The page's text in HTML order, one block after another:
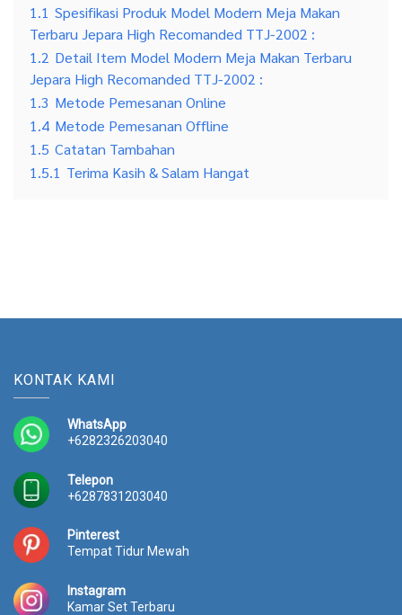
1.1 Spesifikasi Produk Model Modern Meja Makan
Terbaru Jepara High Recomanded TTJ-2002 :
1.2 Detail Item Model Modern Meja Makan Terbaru
Jepara High Recomanded TTJ-2002 :
1.3 Metode Pemesanan Online
1.4 Metode Pemesanan Offline
1.5 Catatan Tambahan
1.5.1 Terima Kasih & Salam Hangat
KONTAK KAMI
WhatsApp
+6282326203040
Telepon
+6287831203040
Pinterest
Tempat Tidur Mewah
Instagram
Kamar Set Terbaru